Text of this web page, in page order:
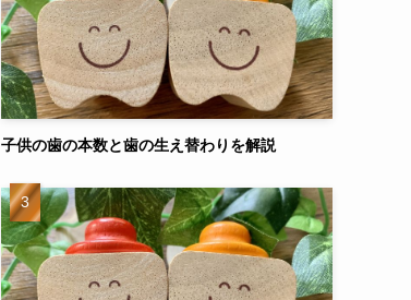
子供の歯の本数と歯の生え替わりを解説